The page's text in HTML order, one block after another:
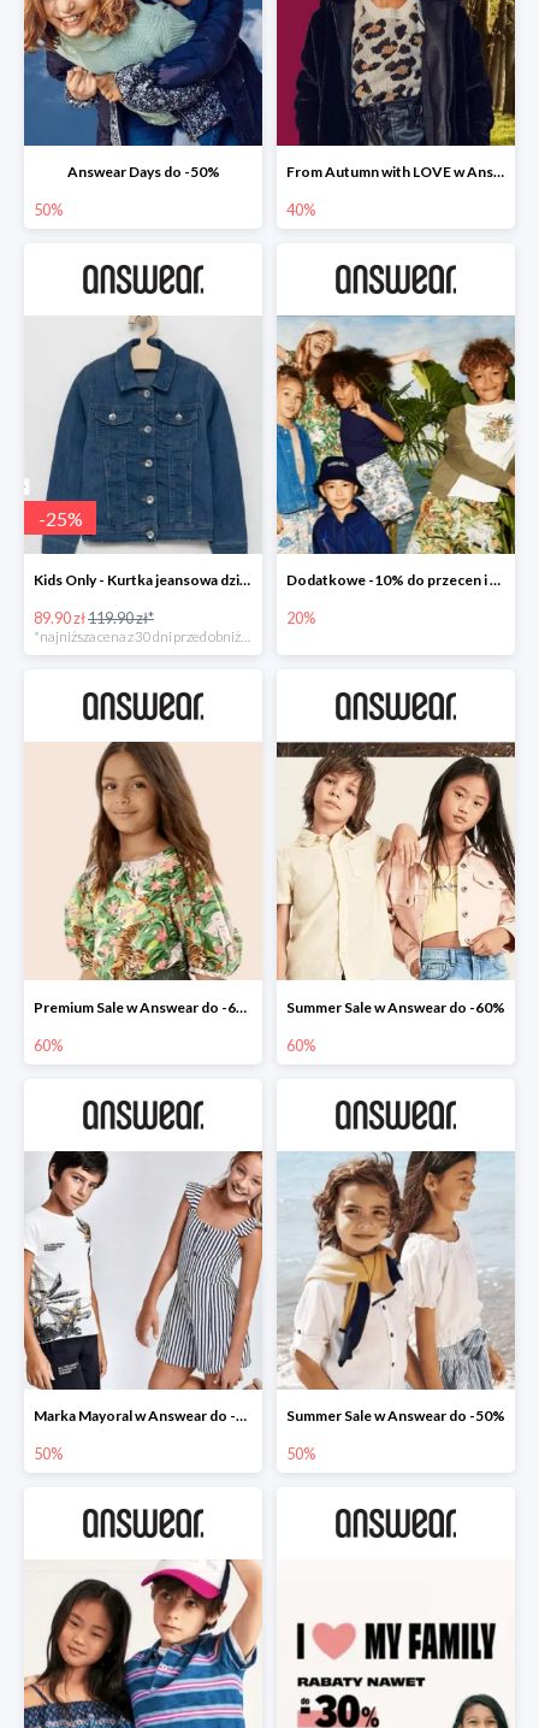
Answear Days do -50%
50%
From Autumn with LOVE w Answear do -40%
40%
-25%
Kids Only - Kurtka jeansowa dziecięca
89.90 zł119.90 zł*
*najniższa cena z 30 dni przed obniżką
Dodatkowe -10% do przecen i nowości -20% w Answear
20%
Premium Sale w Answear do -60%
60%
Summer Sale w Answear do -60%
60%
Marka Mayoral w Answear do -50%
50%
Summer Sale w Answear do -50%
50%